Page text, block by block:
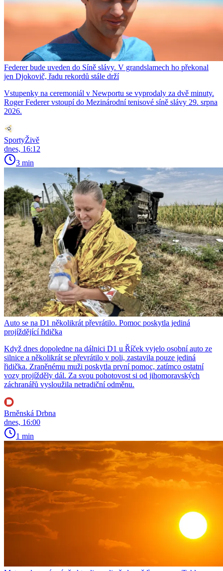
Federer bude uveden do Síně slávy. V grandslamech ho překonal
jen Djokovič, řadu rekordů stále drží
Vstupenky na ceremoniál v Newportu se vyprodaly za dvě minuty.
Roger Federer vstoupí do Mezinárodní tenisové síně slávy 29. srpna
2026.
SportyŽivě
dnes, 16:12
3 min
Auto se na D1 několikrát převrátilo. Pomoc poskytla jediná
projíždějící řidička
Když dnes dopoledne na dálnici D1 u Říček vyjelo osobní auto ze
silnice a několikrát se převrátilo v poli, zastavila pouze jediná
řidička. Zraněnému muži poskytla první pomoc, zatímco ostatní
vozy projížděly dál. Za svou pohotovost si od jihomoravských
záchranářů vysloužila netradiční odměnu.
Brněnská Drbna
dnes, 16:00
1 min